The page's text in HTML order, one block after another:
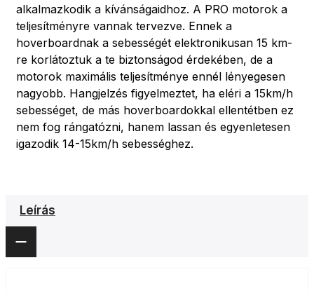
alkalmazkodik a kívánságaidhoz. A PRO motorok a
teljesítményre vannak tervezve. Ennek a
hoverboardnak a sebességét elektronikusan 15 km-
re korlátoztuk a te biztonságod érdekében, de a
motorok maximális teljesítménye ennél lényegesen
nagyobb. Hangjelzés figyelmeztet, ha eléri a 15km/h
sebességet, de más hoverboardokkal ellentétben ez
nem fog rángatózni, hanem lassan és egyenletesen
igazodik 14-15km/h sebességhez.
Leírás